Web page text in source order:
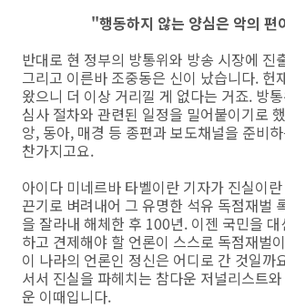
"행동하지 않는 양심은 악의 편
반대로 현 정부의 방통위와 방송 시장에 진
그리고 이른바 조중동은 신이 났습니다. 헌
왔으니 더 이상 거리낄 게 없다는 거죠. 방
심사 절차와 관련된 일정을 밀어붙이기로
앙, 동아, 매경 등 종편과 보도채널을 준비
찬가지고요.
아이다 미네르바 타벨이란 기자가 진실이
끈기로 벼려내어 그 유명한 석유 독점재벌
을 잘라내 해체한 후 100년. 이젠 국민을
하고 견제해야 할 언론이 스스로 독점재벌
이 나라의 언론인 정신은 어디로 간 것일까
서서 진실을 파헤치는 참다운 저널리스트
운 이때입니다.